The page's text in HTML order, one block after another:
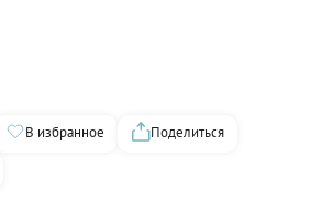
В избранное
Поделиться